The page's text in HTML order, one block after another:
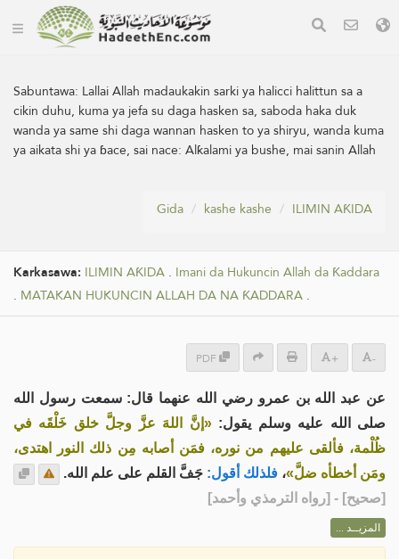
Sabuntawa: Lallai Allah madaukakin sarki ya halicci halittun sa a
cikin duhu, kuma ya jefa su daga hasken sa, saboda haka duk
wanda ya same shi daga wannan hasken to ya shiryu, wanda kuma
ya aikata shi ya ɓace, sai nace: Alƙalami ya bushe, mai sanin Allah
Gida kashe kashe ILIMIN AƘIDA
Karkasawa: ILIMIN AƘIDA . Imani da Hukuncin Allah da Ƙaddara
. MATAKAN HUKUNCIN ALLAH DA NA ƘADDARA .
PDF + -
عن عبد الله بن عمرو رضي الله عنهما قال: سمعت رسول الله
صلى الله عليه وسلم يقول:«إنَّ اللهَ عزَّ وجلَّ خلق خَلْقَه في
ظُلْمة، فألقى عليهم من نوره، فمَن أصابه مِن ذلك النور اهتدى،
ومَن أخطأه ضلَّ»، فلذلك أقول: جَفَّ القلم على علم الله.
[صحيح] - [رواه الترمذي وأحمد]
المزيــد ...